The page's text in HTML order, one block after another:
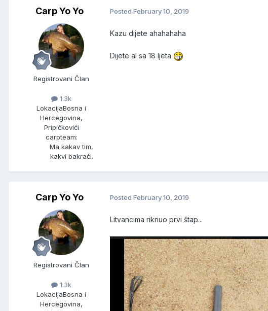
Carp Yo Yo
Registrovani Član
1.3k
LokacijaBosna i
Hercegovina,
Pripičkovići
carpteam:
Ma kakav tim,
kakvi bakrači.
Posted February 10, 2019
Kazu dijete ahahahaha
Dijete al sa 18 ljeta
Carp Yo Yo
Registrovani Član
1.3k
LokacijaBosna i
Hercegovina,
Posted February 10, 2019
Litvancima riknuo prvi štap...